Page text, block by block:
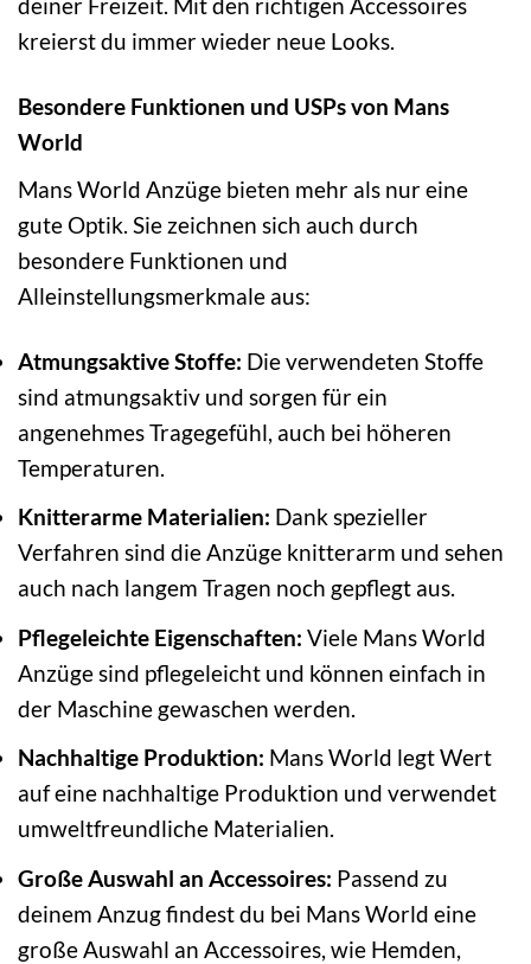
deiner Freizeit. Mit den richtigen Accessoires
kreierst du immer wieder neue Looks.
Besondere Funktionen und USPs von Mans
World
Mans World Anzüge bieten mehr als nur eine
gute Optik. Sie zeichnen sich auch durch
besondere Funktionen und
Alleinstellungsmerkmale aus:
Atmungsaktive Stoffe: Die verwendeten Stoffe
sind atmungsaktiv und sorgen für ein
angenehmes Tragegefühl, auch bei höheren
Temperaturen.
Knitterarme Materialien: Dank spezieller
Verfahren sind die Anzüge knitterarm und sehen
auch nach langem Tragen noch gepflegt aus.
Pflegeleichte Eigenschaften: Viele Mans World
Anzüge sind pflegeleicht und können einfach in
der Maschine gewaschen werden.
Nachhaltige Produktion: Mans World legt Wert
auf eine nachhaltige Produktion und verwendet
umweltfreundliche Materialien.
Große Auswahl an Accessoires: Passend zu
deinem Anzug findest du bei Mans World eine
große Auswahl an Accessoires, wie Hemden,